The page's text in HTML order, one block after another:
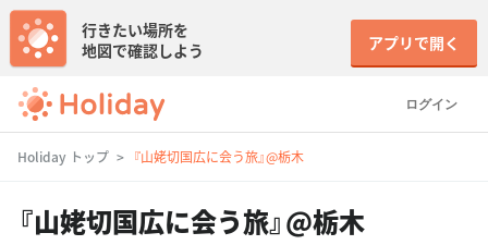
ログイン
行きたい場所を
地図で確認しよう
アプリで開く
Holiday トップ 『山姥切国広に会う旅』@栃木
『山姥切国広に会う旅』@栃木